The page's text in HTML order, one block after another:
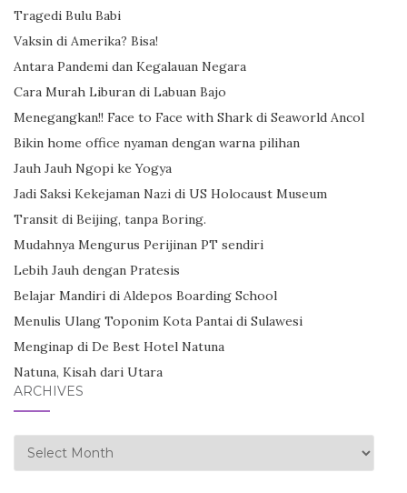
Tragedi Bulu Babi
Vaksin di Amerika? Bisa!
Antara Pandemi dan Kegalauan Negara
Cara Murah Liburan di Labuan Bajo
Menegangkan!! Face to Face with Shark di Seaworld Ancol
Bikin home office nyaman dengan warna pilihan
Jauh Jauh Ngopi ke Yogya
Jadi Saksi Kekejaman Nazi di US Holocaust Museum
Transit di Beijing, tanpa Boring.
Mudahnya Mengurus Perijinan PT sendiri
Lebih Jauh dengan Pratesis
Belajar Mandiri di Aldepos Boarding School
Menulis Ulang Toponim Kota Pantai di Sulawesi
Menginap di De Best Hotel Natuna
Natuna, Kisah dari Utara
ARCHIVES
Archives